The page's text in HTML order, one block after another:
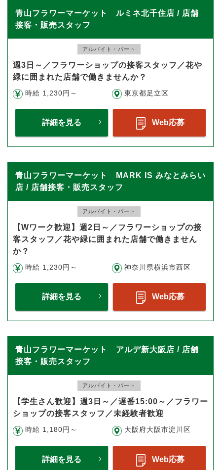
青山フラワーマーケット ルミネ北千住店 / 店舗
接客・販売スタッフ
アルバイト・パート
週3日～／フラワーショップの接客スタッフ／花や
緑に囲まれた店舗で働きませんか？
時給 1,230円～ 東京都足立区
詳細を見る Web応募
青山フラワーマーケット MARK IS みなとみらい
店 / 店舗接客・販売スタッフ
アルバイト・パート
【Wワーク歓迎】週2日～／フラワーショップの接
客スタッフ／花や緑に囲まれた店舗で働きません
か？
時給 1,230円～ 神奈川県横浜市西区
詳細を見る Web応募
青山フラワーマーケット アルデ新大阪店 / 店舗
接客・販売スタッフ
アルバイト・パート
【学生さん歓迎】週3日～／遅番15:00～／フラワー
ショップの接客スタッフ／未経験者歓迎
時給 1,180円～ 大阪府大阪市淀川区
詳細を見る Web応募